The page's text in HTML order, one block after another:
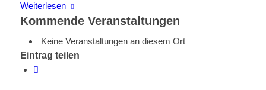
Weiterlesen
Kommende Veranstaltungen
Keine Veranstaltungen an diesem Ort
Eintrag teilen